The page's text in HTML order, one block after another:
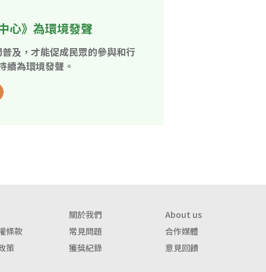
心》為環境發聲
及，才能促成民眾的參與和行
續為環境發聲。
關於我們
About us
條款
常見問題
合作媒體
策
獲獎紀錄 意見回饋